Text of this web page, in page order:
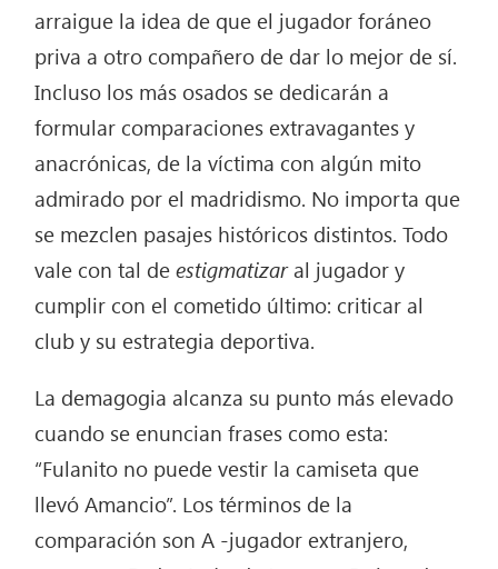
arraigue la idea de que el jugador foráneo
priva a otro compañero de dar lo mejor de sí.
Incluso los más osados se dedicarán a
formular comparaciones extravagantes y
anacrónicas, de la víctima con algún mito
admirado por el madridismo. No importa que
se mezclen pasajes históricos distintos. Todo
vale con tal deestigmatizaral jugador y
cumplir con el cometido último: criticar al
club y su estrategia deportiva.
La demagogia alcanza su punto más elevado
cuando se enuncian frases como esta:
“Fulanito no puede vestir la camiseta que
llevó Amancio”. Los términos de la
comparación son A -jugador extranjero,